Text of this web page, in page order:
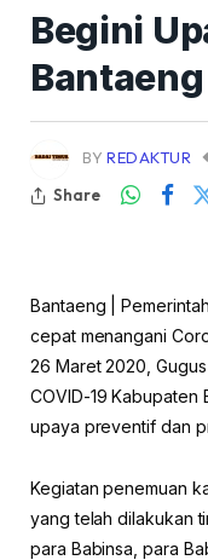
Begini
BY REDAKTUR
Share
Bantaeng |
cepat menangani
26 Maret 2020,
COVID-19
upaya preventif dan
Kegiatan penemuan
yang telah dilakukan
para Babinsa, para